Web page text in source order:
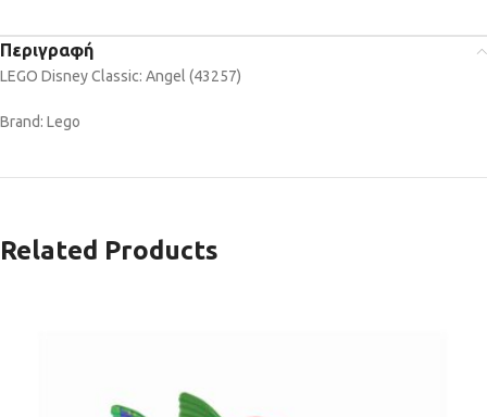
Περιγραφή
LEGO Disney Classic: Angel (43257)
Brand: Lego
Related Products